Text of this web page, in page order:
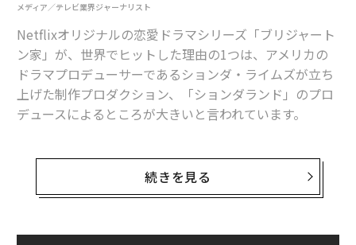
メディア／テレビ業界ジャーナリスト
Netflixオリジナルの恋愛ドラマシリーズ「ブリジャート
ン家」が、世界でヒットした理由の1つは、アメリカの
ドラマプロデューサーであるションダ・ライムズが立ち
上げた制作プロダクション、「ションダランド」のプロ
デュースによるところが大きいと言われています。
イムズ率いるションダランドは、2005年から放送されて
いるアメリカABC系列のロングランヒットドラマ「グレ
続きを見る